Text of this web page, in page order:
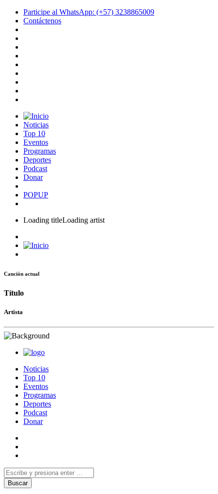
Participe al WhatsApp: (+57) 3238865009
Contáctenos
Noticias
Top 10
Eventos
Programas
Deportes
Podcast
Donar
POPUP
Loading titleLoading artist
Canción actual
Título
Artista
Noticias
Top 10
Eventos
Programas
Deportes
Podcast
Donar